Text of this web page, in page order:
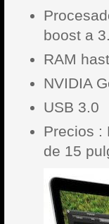
boost a
RAM
NVIDIA
USB 3.0
Precios :
de 15